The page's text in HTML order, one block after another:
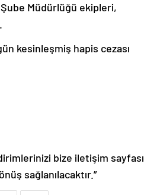
Müdürlüğü ekipleri,
kesinleşmiş hapis cezası
bize iletişim sayfası
sağlanılacaktır.”